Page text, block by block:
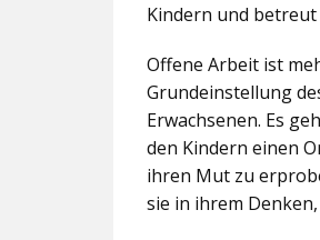
Kindern und
Offene Arbeit ist
Grundeinstellung
Erwachsenen. Es
den Kindern einen
ihren Mut zu
sie in ihrem